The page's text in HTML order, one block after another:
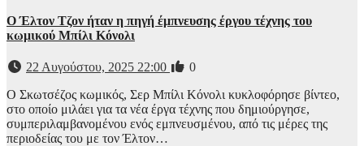
Ο Έλτον Τζον ήταν η πηγή έμπνευσης έργου τέχνης του
κωμικού Μπίλι Κόνολι
22 Αυγούστου, 2025 22:00
0
Ο Σκωτσέζος κωμικός, Σερ Μπίλι Κόνολι κυκλοφόρησε βίντεο,
στο οποίο μιλάει για τα νέα έργα τέχνης που δημιούργησε,
συμπεριλαμβανομένου ενός εμπνευσμένου, από τις μέρες της
περιοδείας του με τον Έλτον…